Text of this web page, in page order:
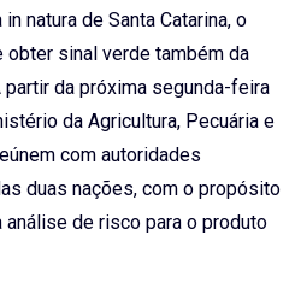
natura de Santa Catarina, o
sinal verde também da
partir da próxima segunda-feira
da Agricultura, Pecuária e
com autoridades
duas nações, com o propósito
de risco para o produto